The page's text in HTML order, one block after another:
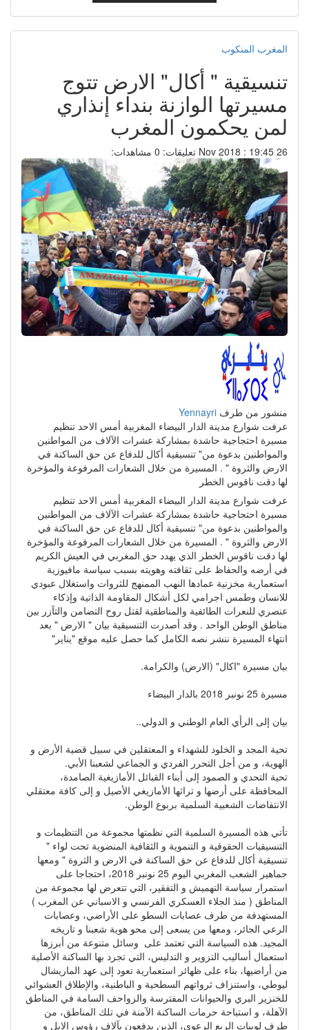
المغرب المنكوب
تنسيقية " أكال" الارض تتوج
مسيرتها الوازنة بنداء إنذاري
لمن يحكمون المغرب
تعليقات: 0 مشاهدات:
منشور من طرفYennayri
عرفت شوارع مدينة الدار البيضاء المغربية أمس الاحد تنظيم
مسيرة احتجاجية حاشدة بمشاركة عشرات الآلاف من المواطنين
والمواطنين بدعوة من" تنسيقية أكال للدفاع عن حق الساكنة في
الارض والثروة " . المسيرة من خلال الشعارات المرفوعة والمؤخرة
لها دقت ناقوس الخطر
عرفت شوارع مدينة الدار البيضاء المغربية أمس الاحد تنظيم
مسيرة احتجاجية حاشدة بمشاركة عشرات الآلاف من المواطنين
والمواطنين بدعوة من" تنسيقية أكال للدفاع عن حق الساكنة في
الارض والثروة " . المسيرة من خلال الشعارات المرفوعة والمؤخرة
لها دقت ناقوس الخطر الذي يهدد حق المغربي في العيش الكريم
في أرضه والحفاظ على ثقافته وهويته بسبب سياسة مافيوزية
استعمارية مخزنية عمادها النهب الممنهج للثروات واستغلال عبودي
للانسان وطمس اجرامي لكل أشكال المقاومة الذاتية وإذكاء
عنصري للنعرات الطائفية والمناطقية لقتل روح التضامن والتآزر بين
مناطق الوطن الواحد . وقد أصدرت التنسيقية بيان " الارض " بعد
انتهاء المسيرة ننشر نصه الكامل كما حصل عليه موقع "يناير"
بيان مسيرة "اكال" (الارض) والكرامة.
مسيرة 25 نونبر 2018 بالدار البيضاء
بيان إلى الرأي العام الوطني و الدولي..
تحية المجد و الخلود للشهداء و المعتقلين في سبيل قضية الأرض و
الهوية، و من أجل التحرر الفردي و الجماعي لشعبنا الأبي.
تحية التحدي و الصمود إلى أبناء القبائل الأمازيغية الصامدة،
المحافظة على أرضها و تراثها الأمازيغي الأصيل و إلى كافة معتقلي
الانتفاضات الشعبية السلمية بربوع الوطن.
تأتي هذه المسيرة السلمية التي نظمتها مجموعة من التنظيمات و
التنسيقيات الحقوقية و التنموية و الثقافية المنضوية تحت لواء "
تنسيقية أكال للدفاع عن حق الساكنة في الارض و الثروة " ومعها
جماهير الشعب المغربي اليوم 25 نونبر 2018، احتجاجا على
استمرار سياسة التهميش و التفقير، التي تتعرض لها مجموعة من
المناطق ( منذ الجلاء العسكري الفرنسي و الاسباني عن المغرب )
المستهدفة من طرف عصابات السطو على الأراضي، وعصابات
الرعي الجائر، ومعها من يسعى إلى محو هوية شعبنا و تاريخه
المجيد. هذه السياسة التي تعتمد على وسائل متنوعة من أبرزها
استعمال أساليب التزوير و التدليس، التي تجرد بها الساكنة الأصلية
من أراضيها، بناء على ظهائر استعمارية تعود إلى عهد الماريشال
ليوطي، واستنزاف ثرواتهم السطحية و الباطنية، والإطلاق العشوائي
للخنزير البري والحيوانات المفترسة والزواحف السامة في المناطق
الآهلة، و استباحة حرمات الساكنة الآمنة في تلك المناطق، من
طرف لوبيات الريع الرعوي، الذين يدفعون بآلاف رؤوس الإبل و